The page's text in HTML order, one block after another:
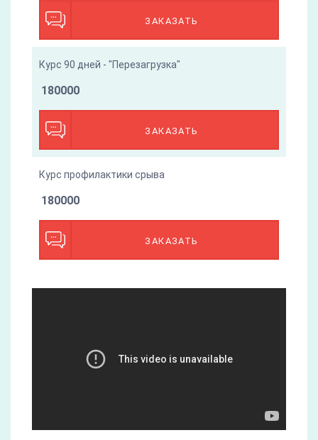
ЗАКАЗАТЬ
Курс 90 дней - "Перезагрузка"
ЗАКАЗАТЬ
180000
Курс профилактики срыва
ЗАКАЗАТЬ
180000